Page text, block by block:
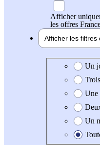
Afficher
les offres
Afficher les filtres
Date de
Un
Une
Un